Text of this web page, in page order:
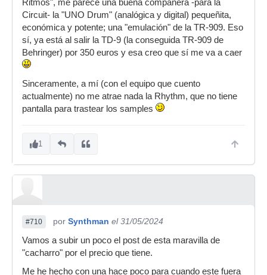
Ritmos", me parece una buena compañera -para la
Circuit- la "UNO Drum" (analógica y digital) pequeñita,
económica y potente; una "emulación" de la TR-909. Eso
sí, ya está al salir la TD-9 (la conseguida TR-909 de
Behringer) por 350 euros y esa creo que sí me va a caer
Sinceramente, a mí (con el equipo que cuento
actualmente) no me atrae nada la Rhythm, que no tiene
pantalla para trastear los samples
1
#710 por Synthman el 31/05/2024
Vamos a subir un poco el post de esta maravilla de
"cacharro" por el precio que tiene.
Me he hecho con una hace poco para cuando este fuera